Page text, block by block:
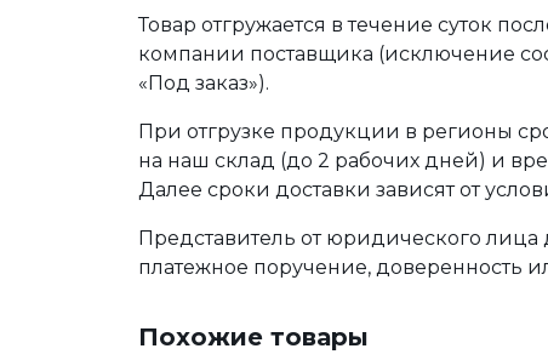
Товар отгружается в течение суток
компании поставщика (исключение
«Под заказ»).
При отгрузке продукции в регионы
на наш склад (до 2 рабочих дней) и
Далее сроки доставки зависят от
Представитель от юридического лица
платежное поручение, доверенность
Похожие товары